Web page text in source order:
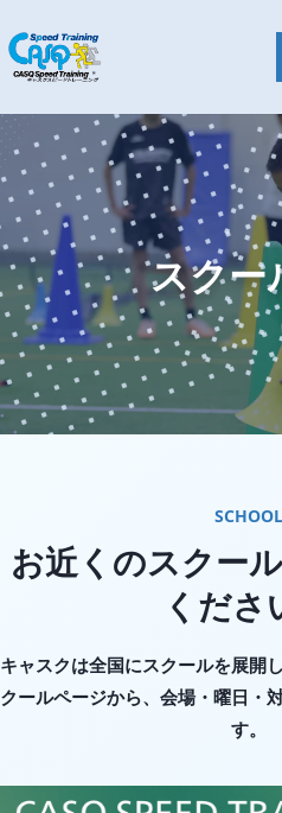
スクー
SCHOOL
お近くのスクー
くださ
キャスクは全国にスクールを展開
クールページから、会場・曜日・
す。